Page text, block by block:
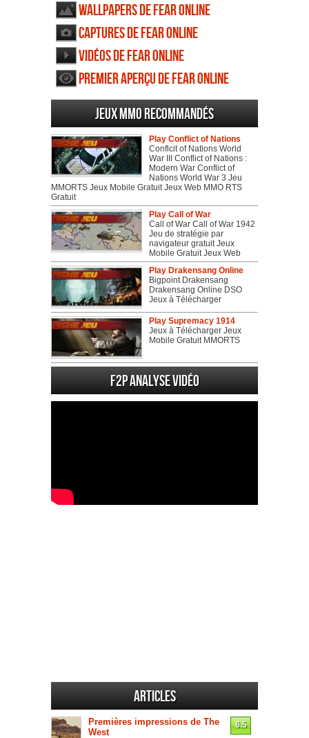
Wallpapers de FEAR Online
Captures de FEAR Online
Vidéos de FEAR Online
Premier aperçu de FEAR Online
Jeux MMO recommandés
Play Conflict of Nations
Conflcit of Nations World
War III Conflict of Nations :
Modern War Conflict of
Nations World War 3 Jeu
MMORTS Jeux Mobile Gratuit Jeux Web MMO RTS
Gratuit
Play Call of War
Call of War Call of War 1942
Jeu de stratégie par
navigateur gratuit Jeux
Mobile Gratuit Jeux Web
Play Drakensang Online
Bigpoint Drakensang
Drakensang Online DSO
Jeux à Télécharger
Play Supremacy 1914
Jeux à Télécharger Jeux
Mobile Gratuit MMORTS
F2P Analyse vidéo
Articles
Premières impressions de The
West
6.5